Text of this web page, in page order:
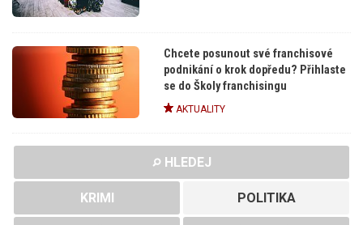
Chcete posunout své franchisové
podnikání o krok dopředu? Přihlaste
se do Školy franchisingu
AKTUALITY
HLEDEJ
KRIMI POLITIKA